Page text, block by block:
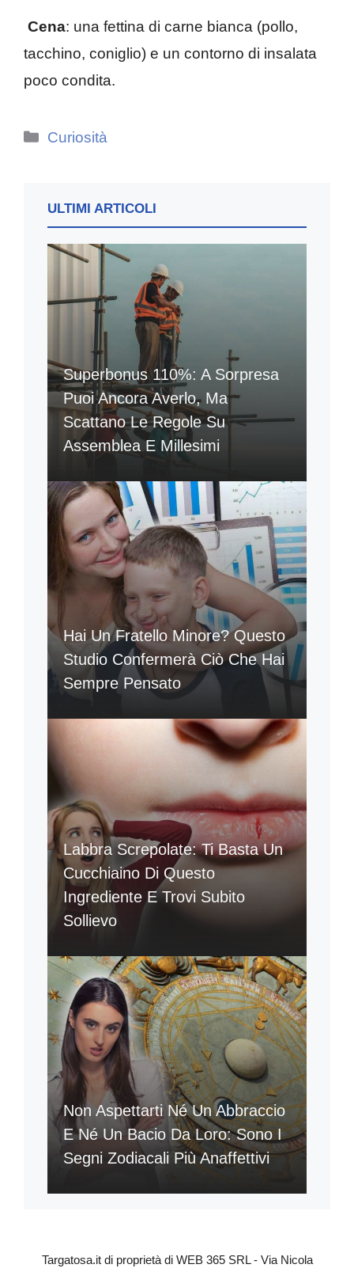
Cena: una fettina di carne bianca (pollo,
tacchino, coniglio) e un contorno di insalata
poco condita.
Categorie
Curiosità
ULTIMI ARTICOLI
Superbonus 110%: A Sorpresa
Puoi Ancora Averlo, Ma
Scattano Le Regole Su
Assemblea E Millesimi
Hai Un Fratello Minore? Questo
Studio Confermerà Ciò Che Hai
Sempre Pensato
Labbra Screpolate: Ti Basta Un
Cucchiaino Di Questo
Ingrediente E Trovi Subito
Sollievo
Non Aspettarti Né Un Abbraccio
E Né Un Bacio Da Loro: Sono I
Segni Zodiacali Più Anaffettivi
Targatosa.it di proprietà di WEB 365 SRL - Via Nicola